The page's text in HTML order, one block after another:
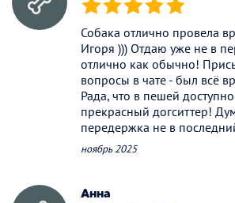
(*) (*) (*) (*) (*)
Собака отлично провела
Игоря ))) Отдаю уже не в
отлично как обычно!
вопросы в чате - был всё
Рада, что в пешей
прекрасный догситтер!
передержка не в
ноябрь 2025
Анна